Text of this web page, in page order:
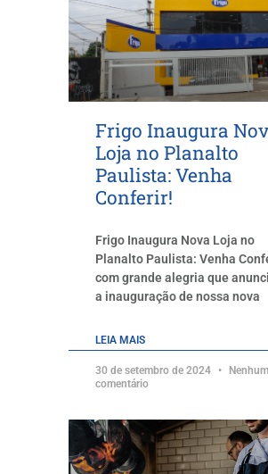
Frigo Inaugura
Loja no Planalto
Paulista: Venha
Conferir!
Frigo Inaugura Nova Loja no
Planalto Paulista: Venha
com grande alegria que
a inauguração de nossa nova
LEIA MAIS
30 de setembro de 2024
Nenhum
comentário